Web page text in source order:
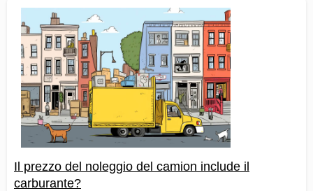
Il prezzo del noleggio del camion include il
carburante?